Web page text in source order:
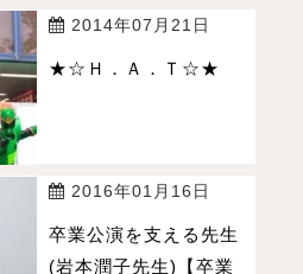
2014年07月21日
★☆Ｈ．Ａ．Ｔ☆★
2016年01月16日
卒業公演を支える先生
(岩本潤子先生)【卒業